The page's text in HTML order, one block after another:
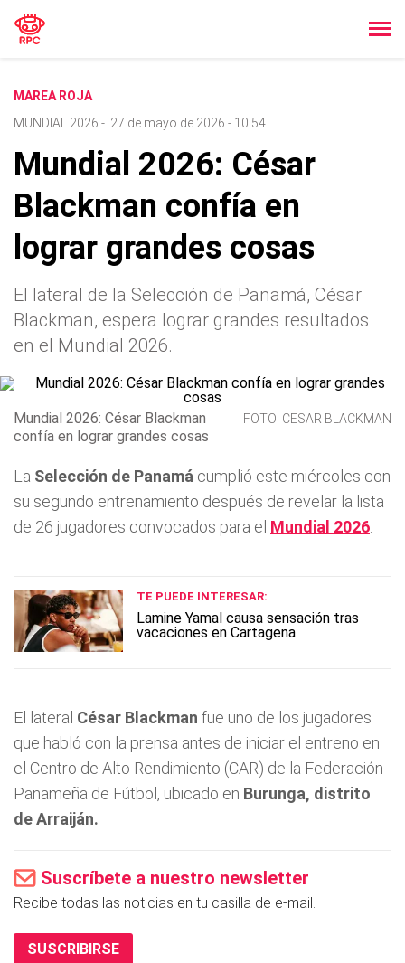
MAREA ROJA
MUNDIAL 2026 - 27 de mayo de 2026 - 10:54
Mundial 2026: César
Blackman confía en
lograr grandes cosas
El lateral de la Selección de Panamá, César
Blackman, espera lograr grandes resultados
en el Mundial 2026.
Mundial 2026: César Blackman
confía en lograr grandes cosas
FOTO: CESAR BLACKMAN
La Selección de Panamá cumplió este miércoles con
su segundo entrenamiento después de revelar la lista
de 26 jugadores convocados para el Mundial 2026
TE PUEDE INTERESAR:
Lamine Yamal causa sensación tras
vacaciones en Cartagena
El lateral César Blackman fue uno de los jugadores
que habló con la prensa antes de iniciar el entreno en
el Centro de Alto Rendimiento (CAR) de la Federación
Panameña de Fútbol, ubicado en Burunga, distrito
de Arraiján.
Suscríbete a nuestro newsletter
Recibe todas las noticias en tu casilla de e-mail.
SUSCRIBIRSE